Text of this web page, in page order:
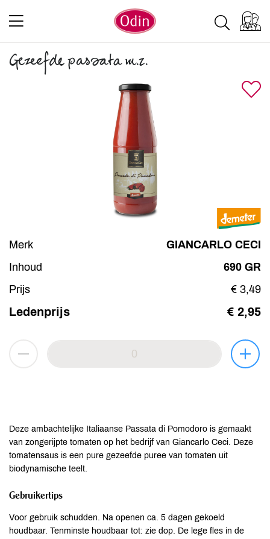
Gezeefde passata m.z.
Merk
GIANCARLO CECI
Inhoud
690 GR
Prijs
€ 3,49
Ledenprijs € 2,95
Deze ambachtelijke Italiaanse Passata di Pomodoro is gemaakt
van zongerijpte tomaten op het bedrijf van Giancarlo Ceci. Deze
tomatensaus is een pure gezeefde puree van tomaten uit
biodynamische teelt.
Gebruikertips
Voor gebruik schudden. Na openen ca. 5 dagen gekoeld
houdbaar. Tenminste houdbaar tot: zie dop. De lege fles in de